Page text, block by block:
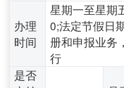
办理
时间
星期一至星期
0;法定节假日
册和申报业务
行
是否